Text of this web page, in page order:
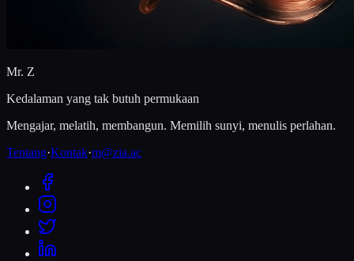
Mr. Z
Kedalaman yang tak butuh permukaan
Mengajar, melatih, membangun. Memilih sunyi, menulis perlahan.
Tentang·Kontak·m@zia.ac